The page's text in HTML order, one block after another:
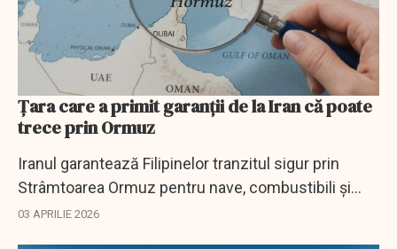
Țara care a primit garanții de la Iran că poate
trece prin Ormuz
Iranul garantează Filipinelor tranzitul sigur prin
Strâmtoarea Ormuz pentru nave, combustibili și
marinari, reducând riscurile asupra aprovizionării
03 APRILIE 2026